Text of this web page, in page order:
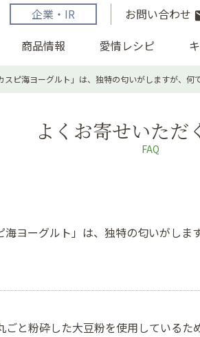
商品情報 愛情レシピ
企業・IR お問い合わせ
スピ海ヨーグルト」は、独特の匂いがしますが、何
よくお寄せいただ
FAQ
海ヨーグルト」は、独特の匂いがしま
と粉砕した大豆粉を使用しているた